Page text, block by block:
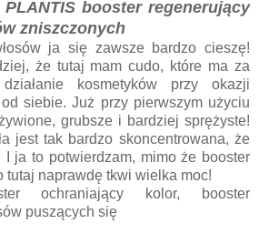
booster regenerujący
zniszczonych
ja się zawsze bardzo cieszę!
że tutaj mam cudo, które ma za
kosmetyków przy okazji
siebie. Już przy pierwszym użyciu
grubsze i bardziej sprężyste!
jest tak bardzo skoncentrowana, że
ja to potwierdzam, mimo że booster
tutaj naprawdę tkwi wielka moc!
ochraniający kolor, booster
puszących się